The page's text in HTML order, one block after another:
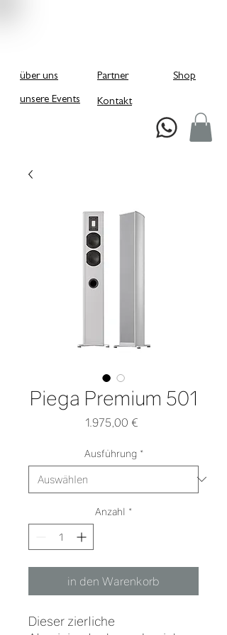
Shop
Kontakt
Partner
über uns
unsere Events
Piega Premium 501
1.975,00 €
Ausführung *
Anzahl *
in den Warenkorb
Dieser zierliche